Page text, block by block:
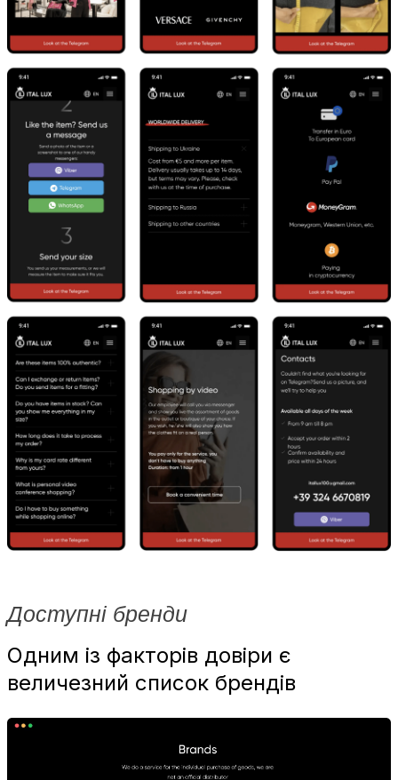
Доступні бренди
Одним із факторів довіри є
величезний список брендів